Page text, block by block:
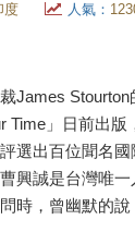
度 人氣：
James Stourton
Time」日前出版
選出百位聞名
興誠是台灣唯
時，曾幽默的